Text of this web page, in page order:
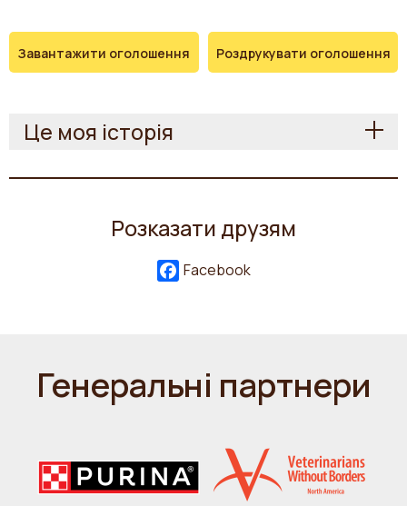
Завантажити оголошення Роздрукувати оголошення
Це моя історія
Розказати друзям
Facebook
Генеральні партнери